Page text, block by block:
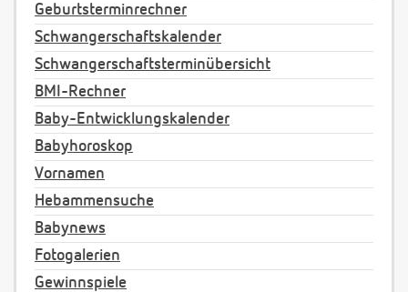
Geburtsterminrechner
Schwangerschaftskalender
Schwangerschaftsterminübersicht
BMI-Rechner
Baby-Entwicklungskalender
Babyhoroskop
Vornamen
Hebammensuche
Babynews
Fotogalerien
Gewinnspiele